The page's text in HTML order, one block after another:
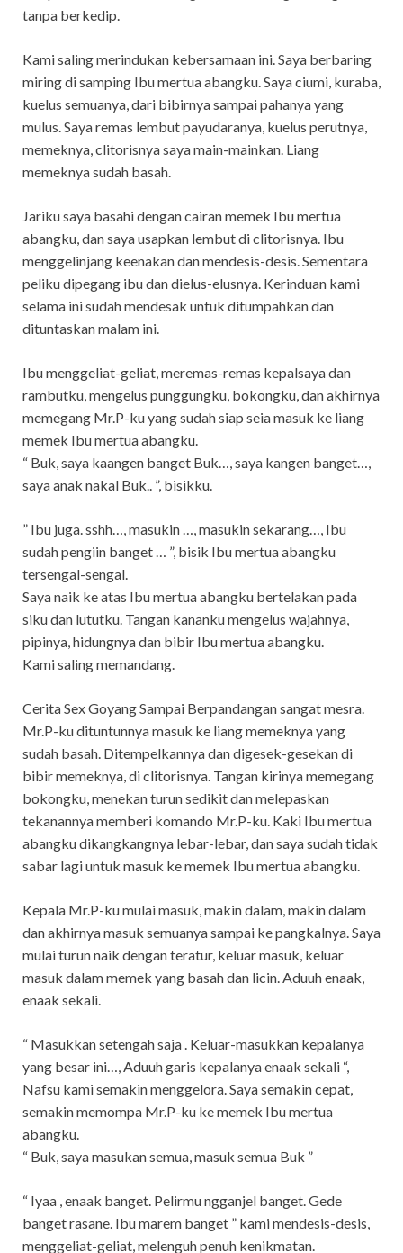
tanpa berkedip.
Kami saling merindukan kebersamaan ini. Saya berbaring
miring di samping Ibu mertua abangku. Saya ciumi, kuraba,
kuelus semuanya, dari bibirnya sampai pahanya yang
mulus. Saya remas lembut payudaranya, kuelus perutnya,
memeknya, clitorisnya saya main-mainkan. Liang
memeknya sudah basah.
Jariku saya basahi dengan cairan memek Ibu mertua
abangku, dan saya usapkan lembut di clitorisnya. Ibu
menggelinjang keenakan dan mendesis-desis. Sementara
peliku dipegang ibu dan dielus-elusnya. Kerinduan kami
selama ini sudah mendesak untuk ditumpahkan dan
dituntaskan malam ini.
Ibu menggeliat-geliat, meremas-remas kepalsaya dan
rambutku, mengelus punggungku, bokongku, dan akhirnya
memegang Mr.P-ku yang sudah siap seia masuk ke liang
memek Ibu mertua abangku.
“ Buk, saya kaangen banget Buk…, saya kangen banget…,
saya anak nakal Buk.. ”, bisikku.
” Ibu juga. sshh…, masukin …, masukin sekarang…, Ibu
sudah pengiin banget … ”, bisik Ibu mertua abangku
tersengal-sengal.
Saya naik ke atas Ibu mertua abangku bertelakan pada
siku dan lututku. Tangan kananku mengelus wajahnya,
pipinya, hidungnya dan bibir Ibu mertua abangku.
Kami saling memandang.
Cerita Sex Goyang Sampai Berpandangan sangat mesra.
Mr.P-ku dituntunnya masuk ke liang memeknya yang
sudah basah. Ditempelkannya dan digesek-gesekan di
bibir memeknya, di clitorisnya. Tangan kirinya memegang
bokongku, menekan turun sedikit dan melepaskan
tekanannya memberi komando Mr.P-ku. Kaki Ibu mertua
abangku dikangkangnya lebar-lebar, dan saya sudah tidak
sabar lagi untuk masuk ke memek Ibu mertua abangku.
Kepala Mr.P-ku mulai masuk, makin dalam, makin dalam
dan akhirnya masuk semuanya sampai ke pangkalnya. Saya
mulai turun naik dengan teratur, keluar masuk, keluar
masuk dalam memek yang basah dan licin. Aduuh enaak,
enaak sekali.
“ Masukkan setengah saja . Keluar-masukkan kepalanya
yang besar ini…, Aduuh garis kepalanya enaak sekali “,
Nafsu kami semakin menggelora. Saya semakin cepat,
semakin memompa Mr.P-ku ke memek Ibu mertua
abangku.
“ Buk, saya masukan semua, masuk semua Buk ”
“ Iyaa , enaak banget. Pelirmu ngganjel banget. Gede
banget rasane. Ibu marem banget ” kami mendesis-desis,
menggeliat-geliat, melenguh penuh kenikmatan.